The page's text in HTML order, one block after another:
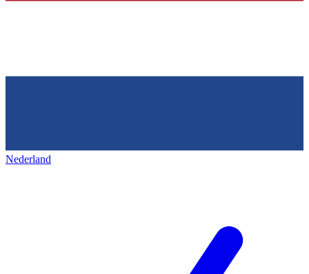
Nederland